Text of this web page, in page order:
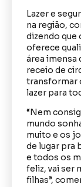
Lazer e
na região,
dizendo que
oferece
área imensa
receio de
transformar
lazer para
“Nem
mundo
muito e os
de lugar pra
e todos os
feliz, vai ser
filhas”,